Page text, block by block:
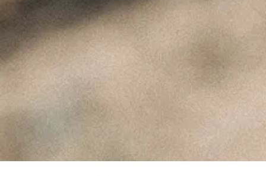
ÚLTIMAS NOTÍCIAS
Coutinho – Fev2025